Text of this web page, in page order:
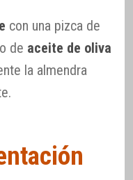
con una pizca de
de aceite de oliva
la almendra